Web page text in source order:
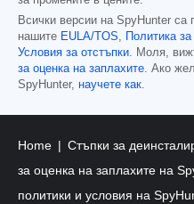
Всички версии на SpyHunter
нашите EULA/TOS, Политика
Условия за отстъпки. Моля,
за оценка на заплахите. Ако
SpyHunter, научете как.
Home Стъпки за
за оценка на заплахите на
политики и условия на